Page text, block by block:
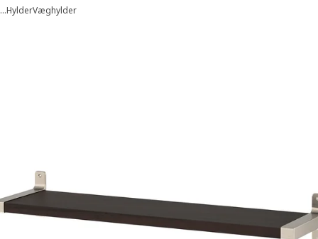
…HylderVæghylder